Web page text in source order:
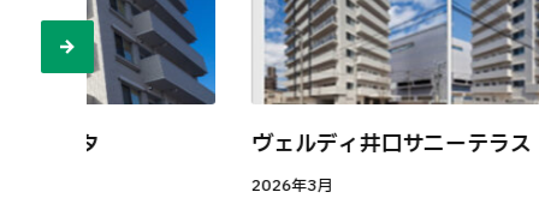
ルネッタ ヴェルディ井口サニーテラス
2026年3月